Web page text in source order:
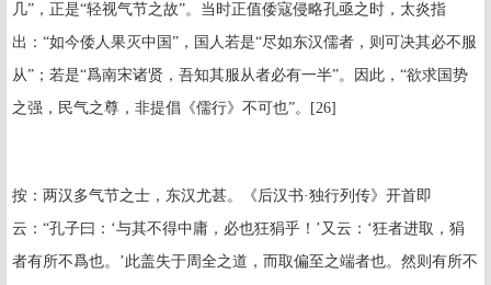
几”，正是“轻视气节之故”。当时正值倭寇侵略孔亟之时，太炎指
出：“如今倭人果灭中国”，国人若是“尽如东汉儒者，则可决其必不服
从”；若是“爲南宋诸贤，吾知其服从者必有一半”。因此，“欲求国势
之强，民气之尊，非提倡《儒行》不可也”。
[26]
按：两汉多气节之士，东汉尤甚。《后汉书·独行列传》开首即
云：“孔子曰：‘与其不得中庸，必也狂狷乎！’又云：‘狂者进取，狷
者有所不爲也。’此盖失于周全之道，而取偏至之端者也。然则有所不